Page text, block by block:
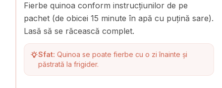
Fierbe quinoa conform instrucțiunilor de pe
pachet (de obicei 15 minute în apă cu puțină sare).
Lasă să se răcească complet.
Sfat: Quinoa se poate fierbe cu o zi înainte și
păstrată la frigider.